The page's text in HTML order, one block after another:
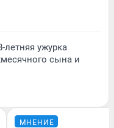
летняя ужурка
сына и
МНЕНИЕ